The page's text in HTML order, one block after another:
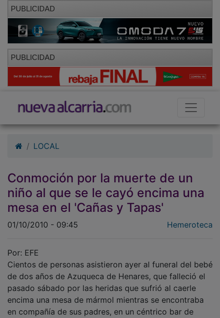
PUBLICIDAD
PUBLICIDAD
LOCAL
Conmoción por la muerte de un
niño al que se le cayó encima una
mesa en el 'Cañas y Tapas'
01/10/2010 - 09:45 Hemeroteca
Por: EFE
Cientos de personas asistieron ayer al funeral del bebé
de dos años de Azuqueca de Henares, que falleció el
pasado sábado por las heridas que sufrió al caerle
encima una mesa de mármol mientras se encontraba
en compañía de sus padres, en un céntrico bar de